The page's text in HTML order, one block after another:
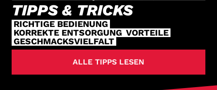
TIPPS & TRICKS
RICHTIGE BEDIENUNG
KORREKTE ENTSORGUNG VORTEILE
GESCHMACKSVIELFALT
ALLE TIPPS LESEN